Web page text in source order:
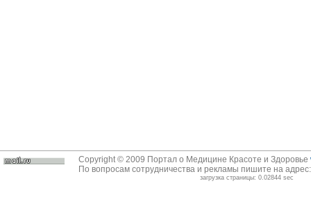
Copyright © 2009 Портал о Медицине Красоте и Здоровье
По вопросам сотрудничества и рекламы пишите на
загрузка страницы: 0.02844 sec